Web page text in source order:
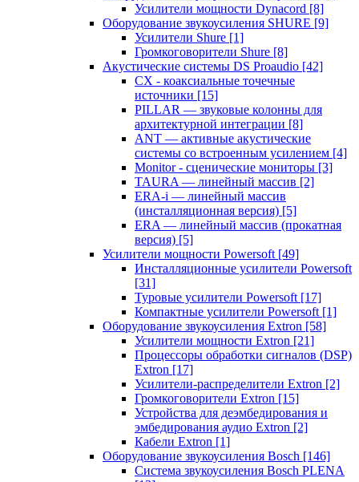
Усилители мощности Dynacord [8]
Оборудование звукоусиления SHURE [9]
Усилители Shure [1]
Громкоговорители Shure [8]
Акустические системы DS Proaudio [42]
CX - коаксиальные точечные
источники [15]
PILLAR — звуковые колонны для
архитектурной интеграции [8]
ANT — активные акустические
системы со встроенным усилением [4]
Monitor - сценические мониторы [3]
TAURA — линейный массив [2]
ERA-i — линейный массив
(инсталляционная версия) [5]
ERA — линейный массив (прокатная
версия) [5]
Усилители мощности Powersoft [49]
Инсталляционные усилители Powersoft
[31]
Туровые усилители Powersoft [17]
Компактные усилители Powersoft [1]
Оборудование звукоусиления Extron [58]
Усилители мощности Extron [21]
Процессоры обработки сигналов (DSP)
Extron [17]
Усилители-распределители Extron [2]
Громкоговорители Extron [15]
Устройства для деэмбедирования и
эмбедирования аудио Extron [2]
Кабели Extron [1]
Оборудование звукоусиления Bosch [146]
Система звукоусиления Bosch PLENA